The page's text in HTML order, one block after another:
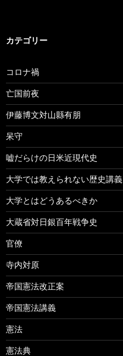
カテゴリー
コロナ禍
亡国前夜
伊藤博文対山縣有朋
呆守
嘘だらけの日米近現代史
大学では教えられない歴史講義
大学とはどうあるべきか
大蔵省対日銀百年戦争史
官僚
寺内対原
帝国憲法改正案
帝国憲法講義
憲法
憲法典